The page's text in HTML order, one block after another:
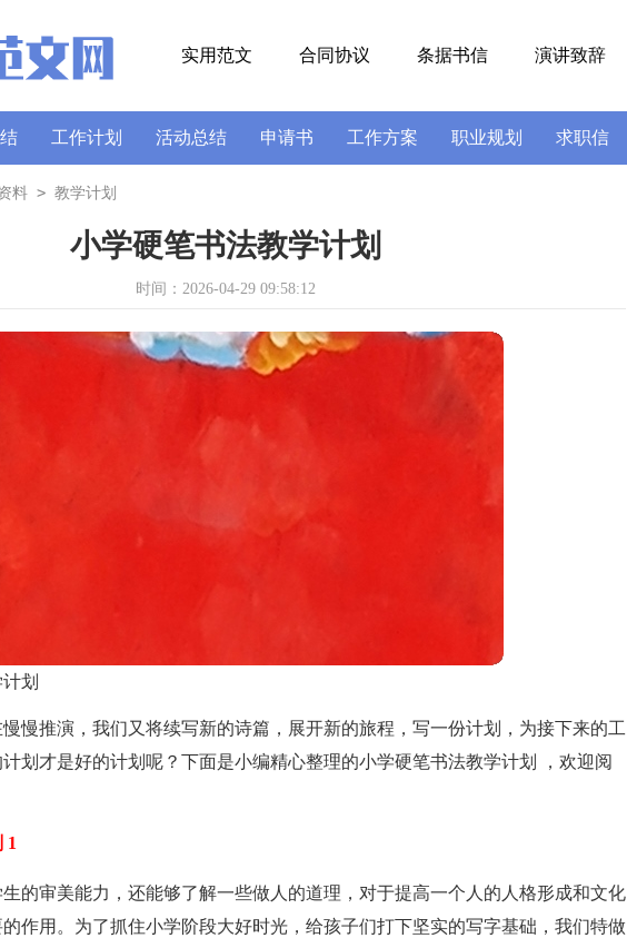
实用范文 合同协议 条据书信 演讲致辞
工作计划 活动总结 申请书 工作方案 职业规划 求职信
广播稿 通讯稿
料 > 教学计划
小学硬笔书法教学计划
时间：2026-04-29 09:58:12
划
慢推演，我们又将续写新的诗篇，展开新的旅程，写一份计划，为接下来的工
划才是好的计划呢？下面是小编精心整理的小学硬笔书法教学计划 ，欢迎阅
1
的审美能力，还能够了解一些做人的道理，对于提高一个人的人格形成和文化
作用。为了抓住小学阶段大好时光，给孩子们打下坚实的写字基础，我们特做